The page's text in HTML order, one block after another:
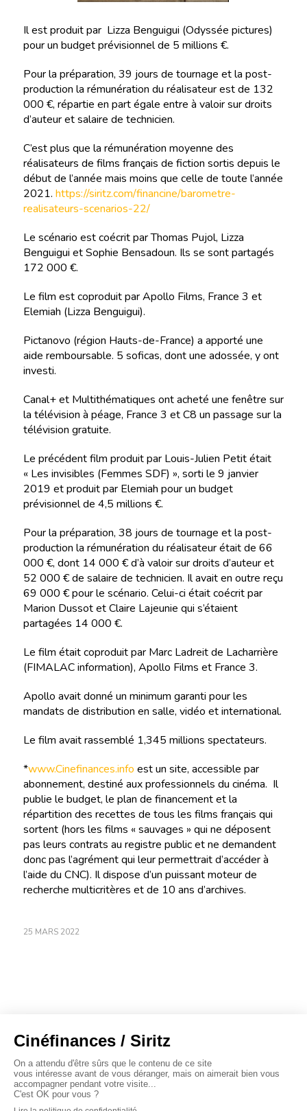
Il est produit par Lizza Benguigui (Odyssée pictures)
pour un budget prévisionnel de 5 millions €.
Pour la préparation, 39 jours de tournage et la post-
production la rémunération du réalisateur est de 132
000 €, répartie en part égale entre à valoir sur droits
d’auteur et salaire de technicien.
C’est plus que la rémunération moyenne des
réalisateurs de films français de fiction sortis depuis le
début de l’année mais moins que celle de toute l’année
2021. https://siritz.com/financine/barometre-
realisateurs-scenarios-22/
Le scénario est coécrit par Thomas Pujol, Lizza
Benguigui et Sophie Bensadoun. Ils se sont partagés
172 000 €.
Le film est coproduit par Apollo Films, France 3 et
Elemiah (Lizza Benguigui).
Pictanovo (région Hauts-de-France) a apporté une
aide remboursable. 5 soficas, dont une adossée, y ont
investi.
Canal+ et Multithématiques ont acheté une fenêtre sur
la télévision à péage, France 3 et C8 un passage sur la
télévision gratuite.
Le précédent film produit par Louis-Julien Petit était
« Les invisibles (Femmes SDF) », sorti le 9 janvier
2019 et produit par Elemiah pour un budget
prévisionnel de 4,5 millions €.
Pour la préparation, 38 jours de tournage et la post-
production la rémunération du réalisateur était de 66
000 €, dont 14 000 € d’à valoir sur droits d’auteur et
52 000 € de salaire de technicien. Il avait en outre reçu
69 000 € pour le scénario. Celui-ci était coécrit par
Marion Dussot et Claire Lajeunie qui s’étaient
partagées 14 000 €.
Le film était coproduit par Marc Ladreit de Lacharrière
(FIMALAC information), Apollo Films et France 3.
Apollo avait donné un minimum garanti pour les
mandats de distribution en salle, vidéo et international.
Le film avait rassemblé 1,345 millions spectateurs.
*www.Cinefinances.info est un site, accessible par
abonnement, destiné aux professionnels du cinéma. Il
publie le budget, le plan de financement et la
répartition des recettes de tous les films français qui
sortent (hors les films « sauvages » qui ne déposent
pas leurs contrats au registre public et ne demandent
donc pas l’agrément qui leur permettrait d’accéder à
l’aide du CNC). Il dispose d’un puissant moteur de
recherche multicritères et de 10 ans d’archives.
25 MARS 2022
À propos
Baromètres
Cinéscoop
Éditorial